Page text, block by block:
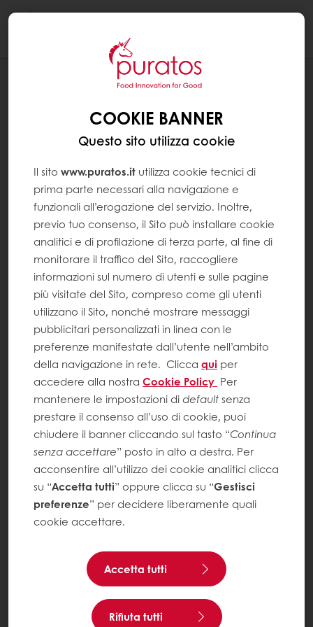
COOKIE BANNER
Questo sito utilizza cookie
Il sito www.puratos.it utilizza cookie tecnici di
prima parte necessari alla navigazione e
funzionali all’erogazione del servizio. Inoltre,
previo tuo consenso, il Sito può installare cookie
analitici e di profilazione di terza parte, al fine di
monitorare il traffico del Sito, raccogliere
informazioni sul numero di utenti e sulle pagine
più visitate del Sito, compreso come gli utenti
utilizzano il Sito, nonché mostrare messaggi
pubblicitari personalizzati in linea con le
preferenze manifestate dall’utente nell’ambito
della navigazione in rete. Clicca qui per
accedere alla nostra Cookie Policy Per
mantenere le impostazioni didefaultsenza
prestare il consenso all’uso di cookie, puoi
chiudere il banner cliccando sul tasto “Continua
senza accettare” posto in alto a destra. Per
acconsentire all’utilizzo dei cookie analitici clicca
su “Accetta tutti” oppure clicca su “Gestisci
preferenze” per decidere liberamente quali
cookie accettare.
Accetta tutti
Rifiuta tutti